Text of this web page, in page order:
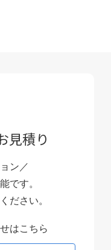
見積り
ン／
です。
ださい。
はこちら